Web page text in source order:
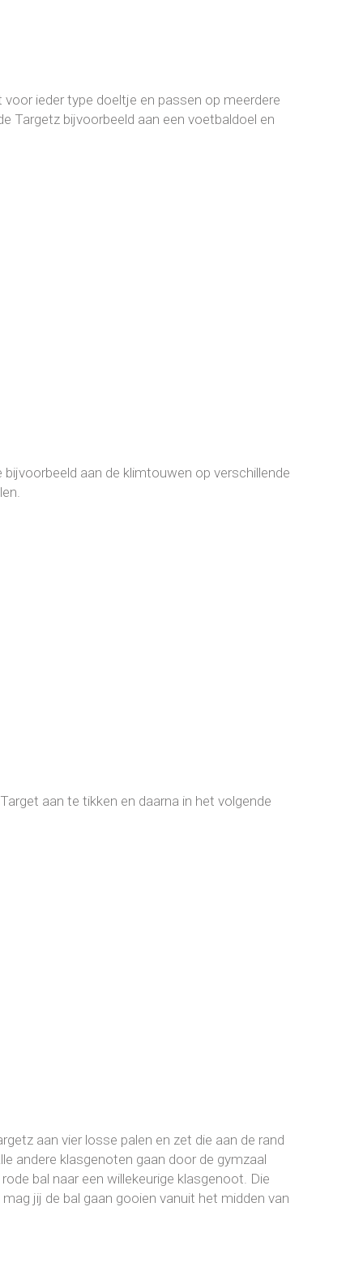
voor ieder type doeltje en passen op meerdere
Targetz bijvoorbeeld aan een voetbaldoel en
aan de klimtouwen op verschillende
aan te tikken en daarna in het volgende
aan vier losse palen en zet die aan de rand
andere klasgenoten gaan door de gymzaal
bal naar een willekeurige klasgenoot. Die
jij de bal gaan gooien vanuit het midden van